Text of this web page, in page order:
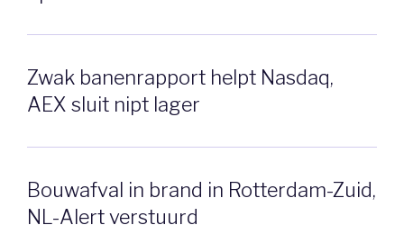
Zwak banenrapport helpt Nasdaq,
AEX sluit nipt lager
Bouwafval in brand in Rotterdam-Zuid,
NL-Alert verstuurd